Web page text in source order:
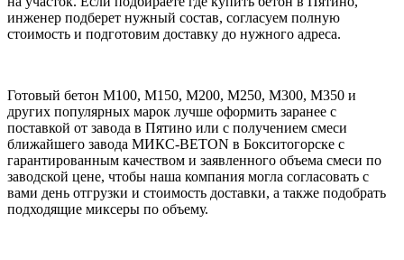
инженер подберет нужный состав, согласуем полную
стоимость и подготовим доставку до нужного адреса.
Готовый бетон М100, М150, М200, М250, М300, М350 и
других популярных марок лучше оформить заранее с
поставкой от завода в Пятино или с получением смеси
ближайшего завода МИКС-BETON в Бокситогорске с
гарантированным качеством и заявленного объема смеси по
заводской цене, чтобы наша компания могла согласовать с
вами день отгрузки и стоимость доставки, а также подобрать
подходящие миксеры по объему.